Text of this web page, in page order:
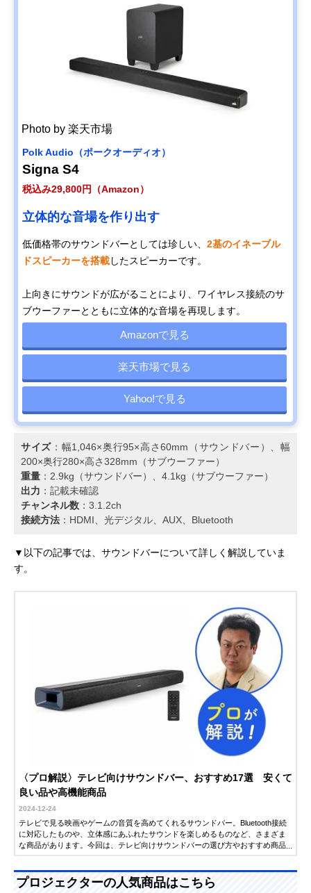
Photo by 楽天市場
Polk Audio（ポークオーディオ）
Signa S4
税込み29,800円（Amazon）
立体的な音場を作り出す
低価格帯のサウンドバーとしては珍しい、 2基のイネーブル
ドスピーカーを搭載したスピーカーです。
上向きにサウンドが広がることにより、ワイヤレス接続のサ
ブウーファーとともに立体的な音場を再現します。
Amazonで見る
楽天市場で見る
Yahoo!で見る
サイズ ：幅1,046×奥行95×高さ60mm（サウンドバー）、幅
200×奥行280×高さ328mm（サブウーファー）
重量 ：2.9kg（サウンドバー）、4.1kg（サブウーファー）
出力 ：記載未確認
チャンネル数 ：3.1.2ch
接続方法 ：HDMI、光デジタル、AUX、Bluetooth
▼以下の記事では、サウンドバーについて詳しく解説していま
す。
〈プロ解説〉テレビ向けサウンドバー、おすすめ17選 安くて
良い品や高機能商品
2024-12-24
テレビで見る映画やゲームの音質を高めてくれるサウンドバー。Bluetooth接続
に対応したものや、立体感にあふれたサウンドを楽しめるものなど、さまざま
な商品があります。今回は、テレビ向けサウンドバーの選び方やおすすめ商品
プロジェクターの人気商品はこちら